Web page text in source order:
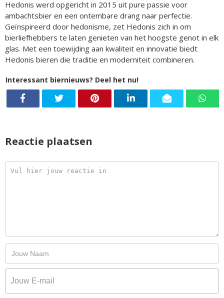
Hedonis werd opgericht in 2015 uit pure passie voor
ambachtsbier en een ontembare drang naar perfectie.
Geïnspireerd door hedonisme, zet Hedonis zich in om
bierliefhebbers te laten genieten van het hoogste genot in elk
glas. Met een toewijding aan kwaliteit en innovatie biedt
Hedonis bieren die traditie en moderniteit combineren.
Interessant biernieuws? Deel het nu!
Reactie plaatsen